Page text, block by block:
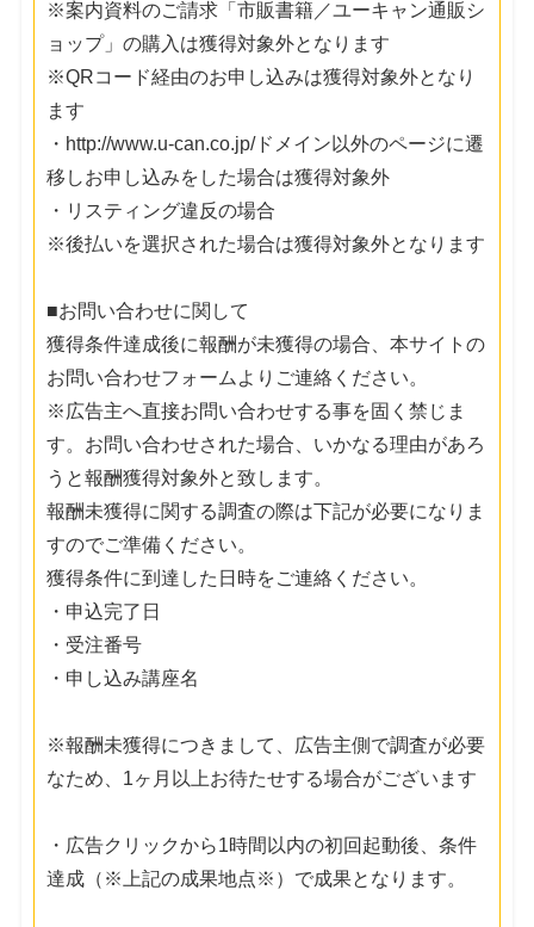
※案内資料のご請求「市販書籍／ユーキャン通販シ
ョップ」の購入は獲得対象外となります
※QRコード経由のお申し込みは獲得対象外となり
ます
・http://www.u-can.co.jp/ドメイン以外のページに遷
移しお申し込みをした場合は獲得対象外
・リスティング違反の場合
※後払いを選択された場合は獲得対象外となります
■お問い合わせに関して
獲得条件達成後に報酬が未獲得の場合、本サイトの
お問い合わせフォームよりご連絡ください。
※広告主へ直接お問い合わせする事を固く禁じま
す。お問い合わせされた場合、いかなる理由があろ
うと報酬獲得対象外と致します。
報酬未獲得に関する調査の際は下記が必要になりま
すのでご準備ください。
獲得条件に到達した日時をご連絡ください。
・申込完了日
・受注番号
・申し込み講座名
※報酬未獲得につきまして、広告主側で調査が必要
なため、1ヶ月以上お待たせする場合がございます
・広告クリックから1時間以内の初回起動後、条件
達成（※上記の成果地点※）で成果となります。